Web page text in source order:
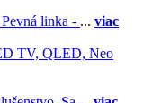
Pevná linka - ... viac
TV, QLED, Neo